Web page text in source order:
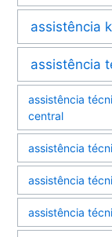
assistência
assistência
assistência
central
assistência
assistência
assistência